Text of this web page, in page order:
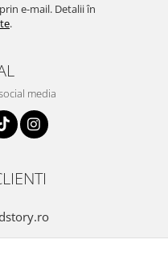
e-mail. Detalii în
.
media